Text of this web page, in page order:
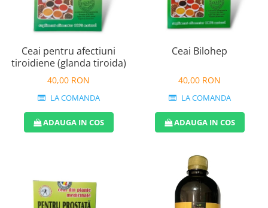
Serbet
Fructe si legume deshidratate
Taitei
Zacusca
Ciuperci si Trufe
Sare romaneasca
Sare de baie
Ceai pentru afectiuni
tiroidiene (glanda tiroida)
40,00 RON
LA COMANDA
ADAUGA IN COS
Ceai Bilohep
40,00 RON
LA COMANDA
ADAUGA IN COS